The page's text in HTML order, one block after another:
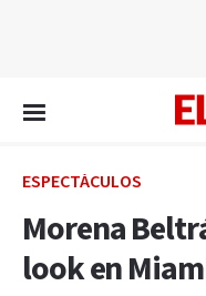
ESPECTÁCULOS
Morena
look en